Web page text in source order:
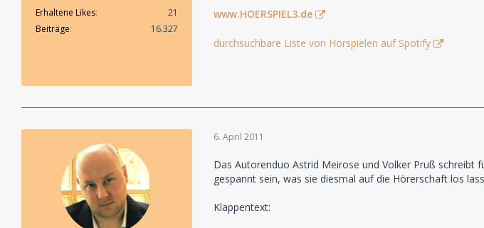
Erhaltene Likes
21
Beiträge
16.327
www.HOERSPIEL3.de
durchsuchbare Liste von Hörspielen auf Spotify
6. April 2011
Das Autorenduo Astrid Meirose und Volker Pruß schreibt
gespannt sein, was sie diesmal auf die Hörerschaft los
Klappentext: